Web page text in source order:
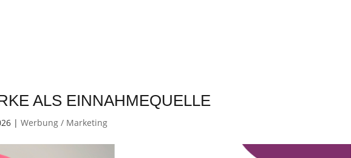
ALS EINNAHMEQUELLE
|Werbung / Marketing